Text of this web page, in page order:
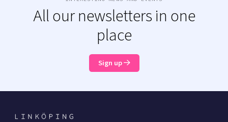
All our newsletters in one
place
Sign up